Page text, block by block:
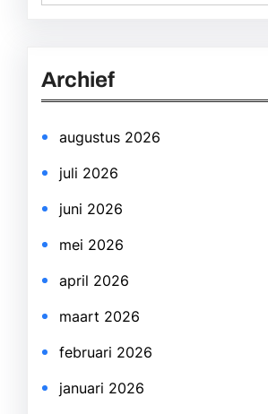
e
c
Archief
augustus 2026
juli 2026
juni 2026
mei 2026
april 2026
maart 2026
februari 2026
januari 2026